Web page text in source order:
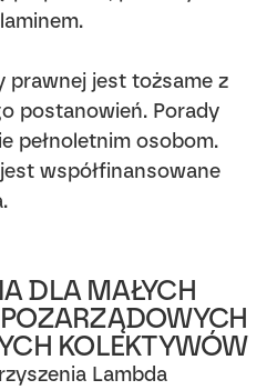
.
prawnej jest tożsame z
postanowień. Porady
pełnoletnim osobom.
współfinansowane
DLA MAŁYCH
KOLEKTYWÓW
Lambda